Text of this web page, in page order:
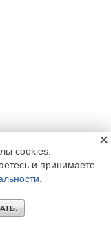
cookies.
и принимаете
×